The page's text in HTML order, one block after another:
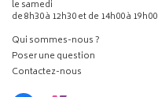
le samedi
de 8h30 à 12h30 et de 14h00 à 19h00
Qui sommes-nous ?
Poser une question
Contactez-nous